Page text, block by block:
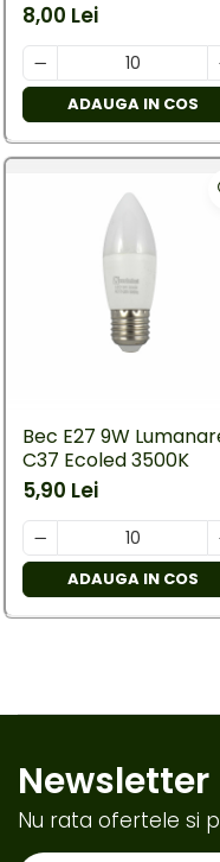
8,00 Lei
ADAUGA IN COS
Bec E27 9W
C37 Ecoled 3500K
5,90 Lei
ADAUGA IN COS
Newsletter
Nu rata ofertele si